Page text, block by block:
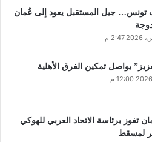
تونس… جيل المستقبل يعود إلى عُمان
يواصل تمكين الفرق الأهلية
تفوز برئاسة الاتحاد العربي للهوكي
لمسقط